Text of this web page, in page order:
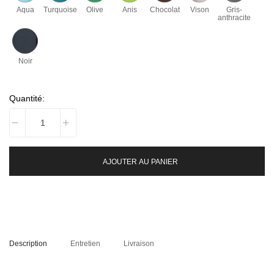
Aqua Turquoise Olive Anis Chocolat Vison
Gris-
anthracite
Noir
Quantité:
AJOUTER AU PANIER
Description Entretien Livraison